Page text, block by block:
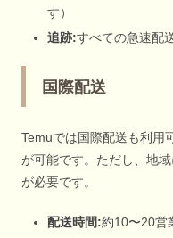
す）
追跡:すべての急速配
国際配送
Temuでは国際配送も利用
が可能です。ただし、地
が必要です。
配送時間:約10〜20営